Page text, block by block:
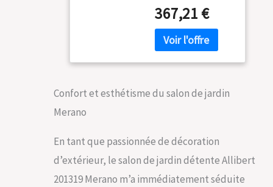
Plastique Aspect
rotin Graphite
Allibert
367,21 €
Confort et esthétisme du salon de jardin
Merano
En tant que passionnée de décoration
d’extérieur, le salon de jardin détente Allibert
201319 Merano m’a immédiatement séduite